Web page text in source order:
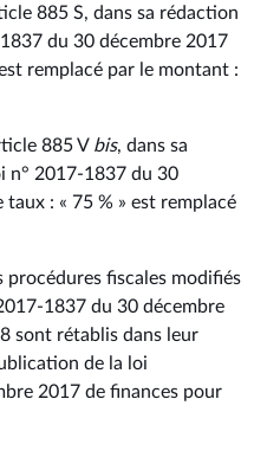
885 S, dans sa rédaction
du 30 décembre 2017
remplacé par le montant :
885 V bis, dans sa
n° 2017‑1837 du 30
: « 75 % » est remplacé
procédures fiscales modifiés
du 30 décembre
sont rétablis dans leur
de la loi
2017 de finances pour